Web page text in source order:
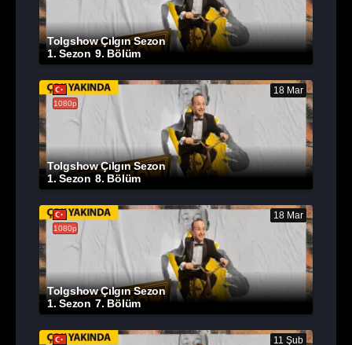
Tolgshow Çılgın Sezon
1. Sezon 9. Bölüm
1080p
18 Mar
Tolgshow Çılgın Sezon
1. Sezon 8. Bölüm
1080p
18 Mar
Tolgshow Çılgın Sezon
1. Sezon 7. Bölüm
11 Şub